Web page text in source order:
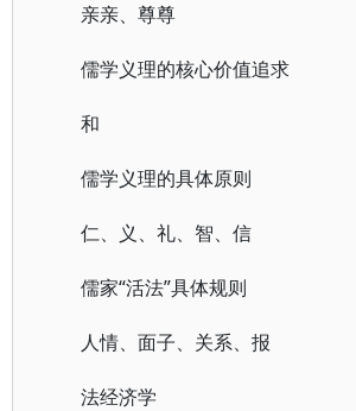
亲亲、尊尊
儒学义理的核心价值追求
和
儒学义理的具体原则
仁、义、礼、智、信
儒家“活法”具体规则
人情、面子、关系、报
法经济学